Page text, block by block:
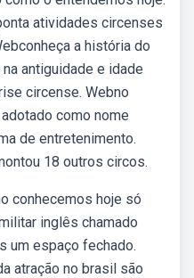
atividades circenses
a história do
antiguidade e idade
circense. Webno
como nome
de entretenimento.
18 outros circos.
conhecemos hoje só
inglês chamado
um espaço fechado.
atração no brasil são